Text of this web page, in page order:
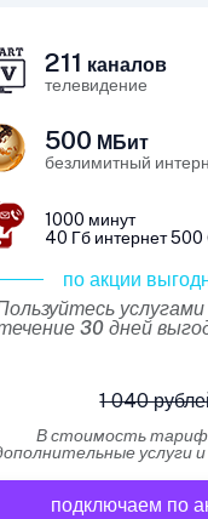
211 каналов
телевидение
500 МБит
безлимитный
1000 минут
40 Гб интернет
по акции
услугами
30 дней
1 040
В стоимость
услуги
подключаем по